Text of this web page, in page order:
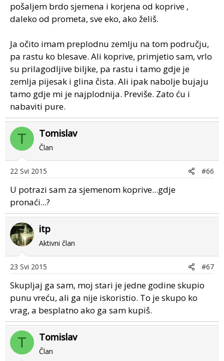
pošaljem brdo sjemena i korjena od koprive ,
daleko od prometa, sve eko, ako želiš.
Ja očito imam preplodnu zemlju na tom području,
pa rastu ko blesave. Ali koprive, primjetio sam, vrlo
su prilagodljive biljke, pa rastu i tamo gdje je
zemlja pijesak i glina čista. Ali ipak nabolje bujaju
tamo gdje mi je najplodnija. Previše. Zato ću i
nabaviti pure.
T Tomislav
Član
22 Svi 2015 #66
U potrazi sam za sjemenom koprive...gdje
pronaći...?
itp
Aktivni član
23 Svi 2015 #67
Skupljaj ga sam, moj stari je jedne godine skupio
punu vreću, ali ga nije iskoristio. To je skupo ko
vrag, a besplatno ako ga sam kupiš.
T Tomislav
Član